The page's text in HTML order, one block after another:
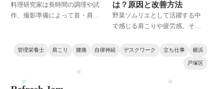
料理研究家は長時間の調理や試
作、撮影準備によって首・肩・
体師の視点で解説。横浜・戸塚
は？原因と改善方法
野菜ソムリエとして活躍する中
で感じる肩こりや疲労感。その
す。本記事では体の不調の原因
管理栄養士 肩こり 腰痛 自律神経 デスクワーク 立ち仕事 横浜
戸塚区